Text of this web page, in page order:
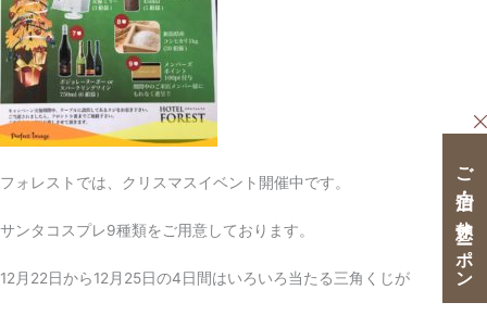
フォレストでは、クリスマスイベント開催中です。
サンタコスプレ9種類をご用意しております。
12月22日から12月25日の4日間はいろいろ当たる三角くじが ご宿泊・ご休憩クーポン